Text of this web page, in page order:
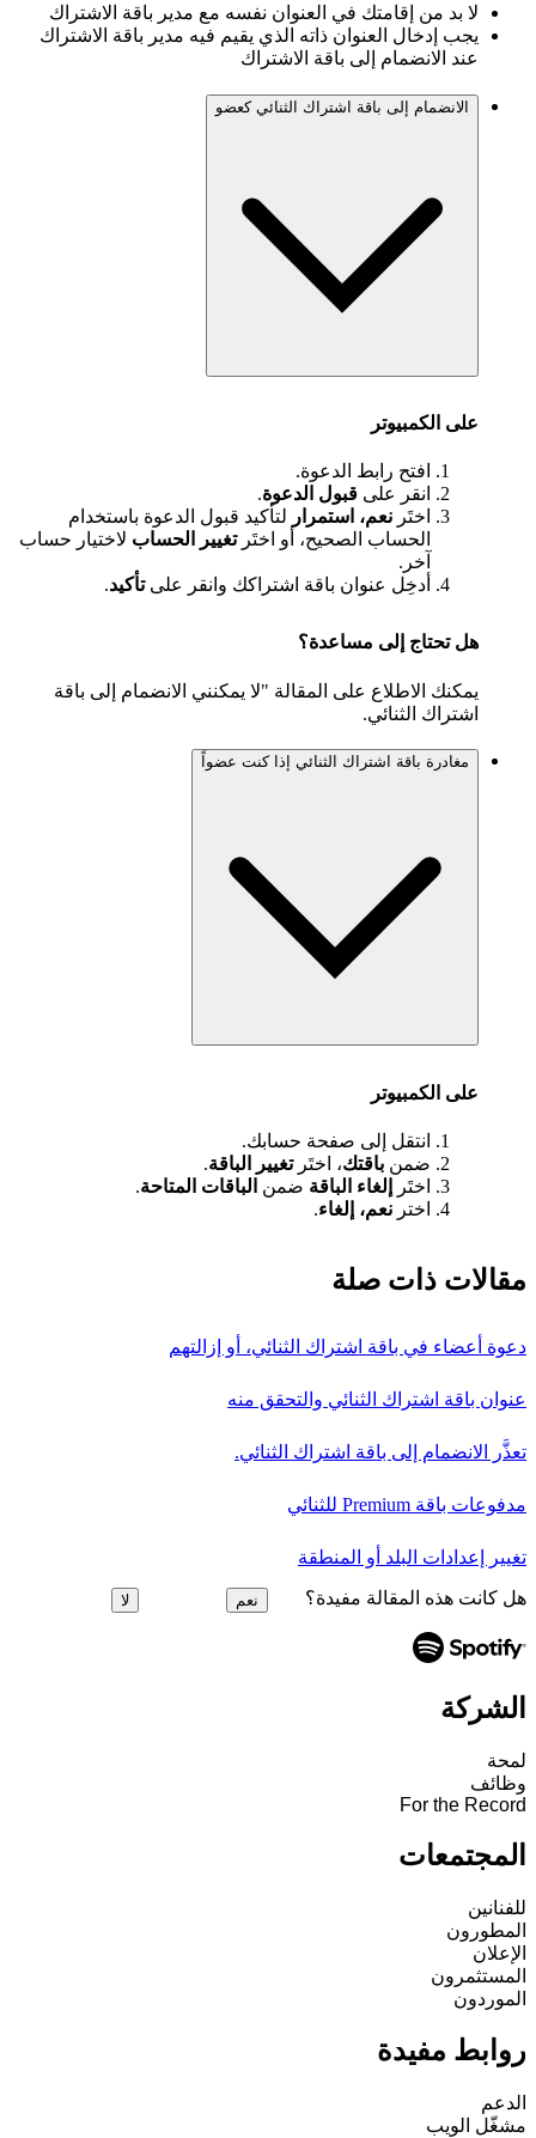
لا بد من إقامتك في العنوان نفسه مع مدير باقة الاشتراك
يجب إدخال العنوان ذاته الذي يقيم فيه مدير باقة الاشتراك
عند الانضمام إلى باقة الاشتراك
الانضمام إلى باقة اشتراك الثنائي كعضو
على الكمبيوتر
افتح رابط الدعوة.
انقر على قبول الدعوة.
اختَر نعم، استمرار لتأكيد قبول الدعوة باستخدام
الحساب الصحيح، أو اختَرتغيير الحساب لاختيار حساب
آخر.
أدخِل عنوان باقة اشتراكك وانقر علىتأكيد.
هل تحتاج إلى مساعدة؟
يمكنك الاطلاع على المقالة "لا يمكنني الانضمام إلى باقة
اشتراك الثنائي.
مغادرة باقة اشتراك الثنائي إذا كنت عضواً
على الكمبيوتر
انتقل إلى صفحة حسابك.
ضمن باقتك، اختَرتغيير الباقة.
اختَر
إلغاء الباقة ضمن الباقات المتاحة.
اختر نعم، إلغاء.
مقالات ذات صلة
دعوة أعضاء في باقة اشتراك الثنائي، أو إزالتهم
عنوان باقة اشتراك الثنائي والتحقق منه
تعذَّر الانضمام إلى باقة اشتراك الثنائي.
مدفوعات باقة Premium للثنائي
تغيير إعدادات البلد أو المنطقة
هل كانت هذه المقالة مفيدة؟ نعم لا
الشركة
لمحة
وظائف
For the Record
المجتمعات
للفنانين
المطورون
الإعلان
المستثمرون
الموردون
روابط مفيدة
الدعم
مشغّل الويب